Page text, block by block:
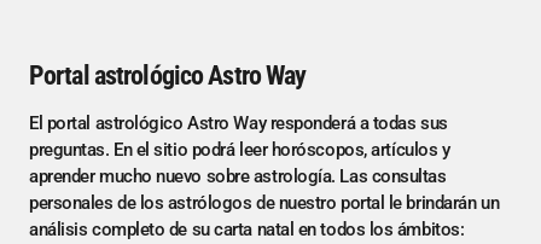
Portal astrológico Astro Way
El portal astrológico Astro Way responderá a todas sus
preguntas. En el sitio podrá leer horóscopos, artículos y
aprender mucho nuevo sobre astrología. Las consultas
personales de los astrólogos de nuestro portal le brindarán un
análisis completo de su carta natal en todos los ámbitos: